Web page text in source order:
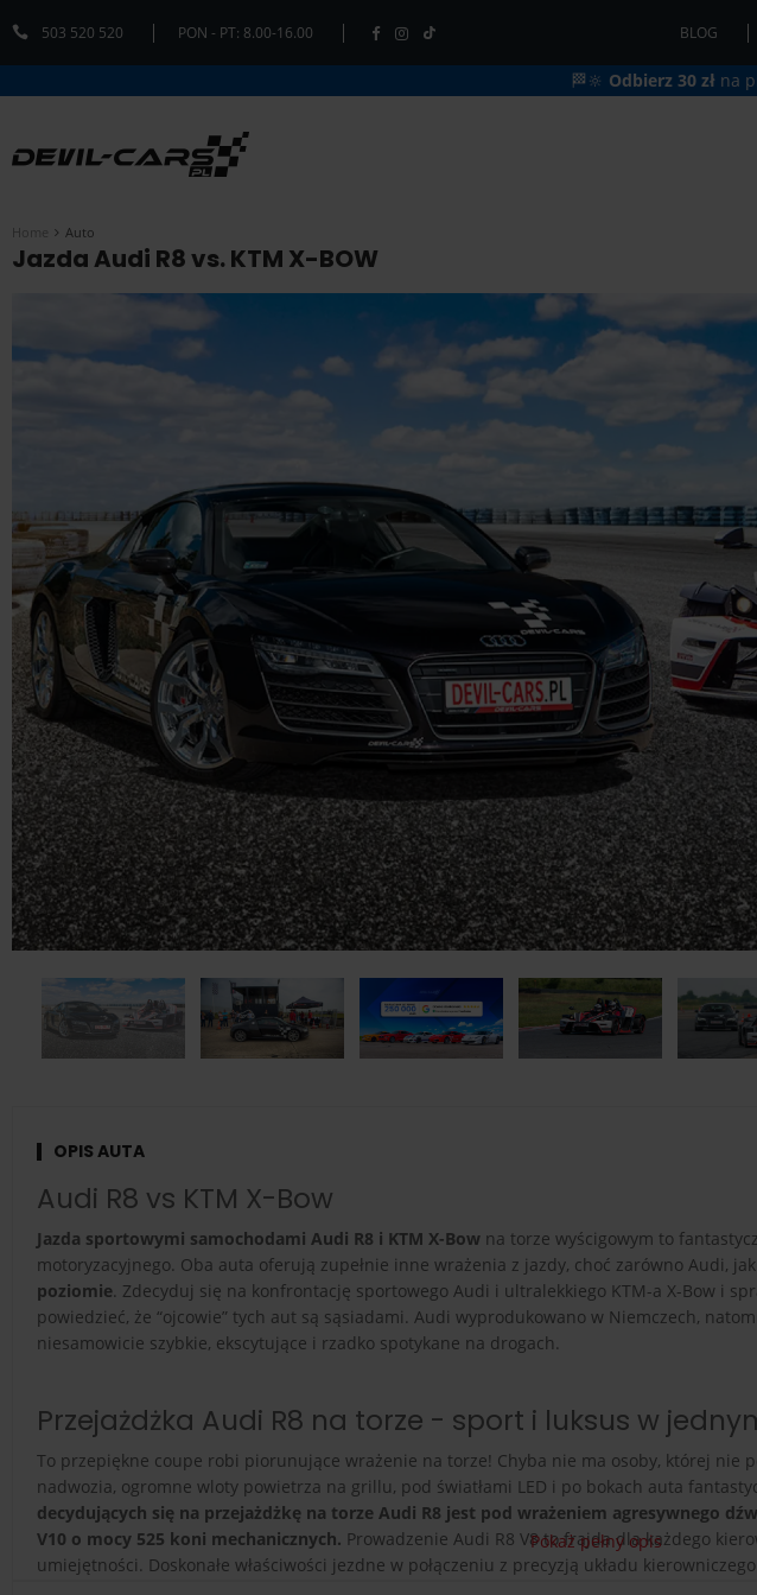
503 520 520 PON - PT: 8.00-16.00 BLOG
🏁🔆 Odbierz 30 zł na
Home Auto
Jazda Audi R8 vs. KTM X-BOW
OPIS AUTA
Audi R8 vs KTM X-Bow
Jazda sportowymi samochodami Audi R8 i KTM X-Bow na torze wyścigowym to
motoryzacyjnego. Oba auta oferują zupełnie inne wrażenia z jazdy, choć zarówno Audi,
poziomie. Zdecyduj się na konfrontację sportowego Audi i ultralekkiego KTM-a X-Bow i
powiedzieć, że “ojcowie” tych aut są sąsiadami. Audi wyprodukowano w Niemczech,
niesamowicie szybkie, ekscytujące i rzadko spotykane na drogach.
Przejażdżka Audi R8 na torze - sport i luksus w
To przepiękne coupe robi piorunujące wrażenie na torze! Chyba nie ma osoby, której nie
nadwozia, ogromne wloty powietrza na grillu, pod światłami LED i po bokach auta
decydujących się na przejażdżkę na torze Audi R8 jest pod wrażeniem agresywnego
V10 o mocy 525 koni mechanicznych. Prowadzenie Audi R8 V8 to frajda dla każdego
umiejętności. Doskonałe właściwości jezdne w połączeniu z precyzją układu
Pokaż pełny opis